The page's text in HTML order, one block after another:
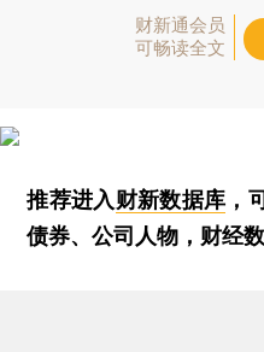
财新通会员
可畅读全文
推荐进入财新数据库 ，
债券、公司人物，财经